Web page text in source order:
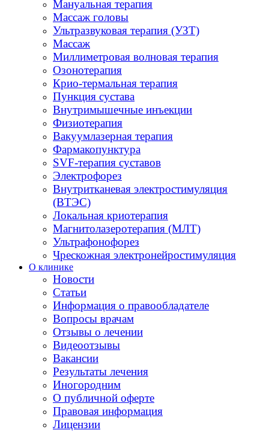
Мануальная терапия
Массаж головы
Ультразвуковая терапия (УЗТ)
Массаж
Миллиметровая волновая терапия
Озонотерапия
Крио-термальная терапия
Пункция сустава
Внутримышечные инъекции
Физиотерапия
Вакуумлазерная терапия
Фармакопунктура
SVF-терапия суставов
Электрофорез
Внутритканевая электростимуляция
(ВТЭС)
Локальная криотерапия
Магнитолазеротерапия (МЛТ)
Ультрафонофорез
Чрескожная электронейростимуляция
О клинике
Новости
Статьи
Информация о правообладателе
Вопросы врачам
Отзывы о лечении
Видеоотзывы
Вакансии
Результаты лечения
Иногородним
О публичной оферте
Правовая информация
Лицензии